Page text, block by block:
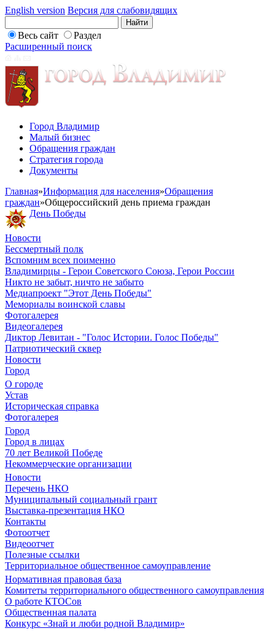
English version Версия для слабовидящих
Весь сайт
Раздел
Расширенный поиск
Город Владимир
Малый бизнес
Обращения граждан
Стратегия города
Документы
Главная»Информация для населения»Обращения
граждан»Общероссийский день приема граждан
День Победы
Новости
Бессмертный полк
Вспомним всех поименно
Владимирцы - Герои Советского Союза, Герои России
Никто не забыт, ничто не забыто
Медиапроект "Этот День Победы"
Мемориалы воинской славы
Фотогалерея
Видеогалерея
Диктор Левитан - "Голос Истории. Голос Победы"
Патриотический сквер
Новости
Город
О городе
Устав
Историческая справка
Фотогалерея
Город
Город в лицах
70 лет Великой Победе
Некоммерческие организации
Новости
Перечень НКО
Муниципальный социальный грант
Выставка-презентация НКО
Контакты
Фотоотчет
Видеоотчет
Полезные ссылки
Территориальное общественное самоуправление
Нормативная правовая база
Комитеты территориального общественного самоуправления
О работе КТОСов
Общественная палата
Конкурс «Знай и люби родной Владимир»